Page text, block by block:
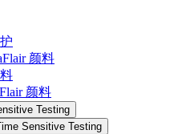
颜料
颜料
Testing
Sensitive Testing